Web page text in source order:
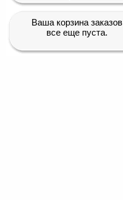
Ваша корзина заказов
все еще пуста.